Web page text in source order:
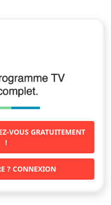
VOUS GRATUITEMENT
!
? CONNEXION